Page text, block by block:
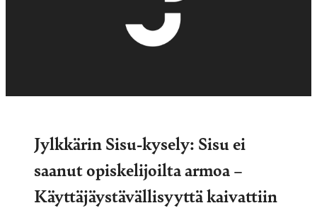
Jylkkärin Sisu-kysely: Sisu ei
saanut opiskelijoilta armoa –
Käyttäjäystävällisyyttä kaivattiin